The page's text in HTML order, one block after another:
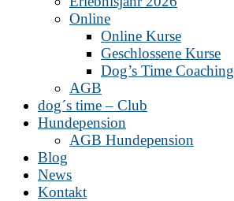
Online
Online Kurse
Geschlossene Kurse
Dog’s Time
AGB
dog´s time – Club
Hundepension
AGB Hundepension
Blog
News
Kontakt